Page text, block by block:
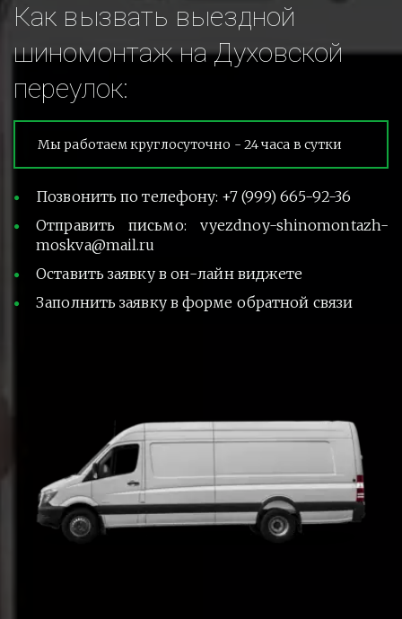
Как вызвать выездной
шиномонтаж на Духовской
переулок:
Мы работаем круглосуточно - 24 часа в сутки
Позвонить по телефону: +7 (999) 665-92-36
Отправить письмо: vyezdnoy-shinomontazh-
moskva@mail.ru
Оставить заявку в он-лайн виджете
Заполнить заявку в форме обратной связи